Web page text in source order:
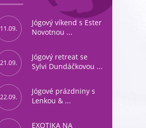
11.09.
Jógový víkend s Ester
Novotnou ...
21.09.
Jógový retreat se
Sylvi Dundáčkovou ...
22.09.
Jógové prázdniny s
Lenkou & ...
EXOTIKA NA